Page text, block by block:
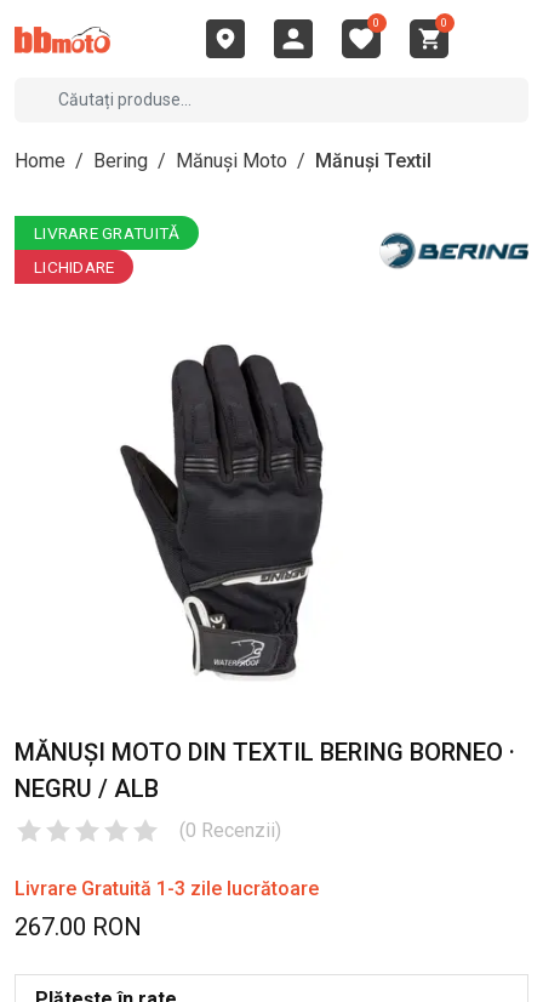
0 0
Home / Bering / Mănuși Moto / Mănuși Textil
LIVRARE GRATUITĂ
LICHIDARE
MĂNUȘI MOTO DIN TEXTIL BERING BORNEO ·
NEGRU / ALB
(0 Recenzii)
Livrare Gratuită 1-3 zile lucrătoare
267.00 RON